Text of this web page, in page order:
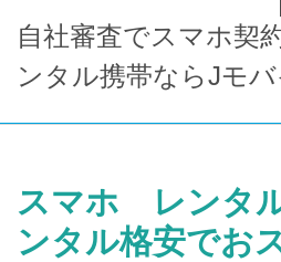
自社審査でスマホ契
ンタル携帯ならJモ
スマホ レンタ
ンタル格安でお